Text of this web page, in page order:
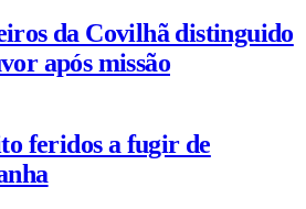
da Covilhã distinguido
após missão
feridos a fugir de